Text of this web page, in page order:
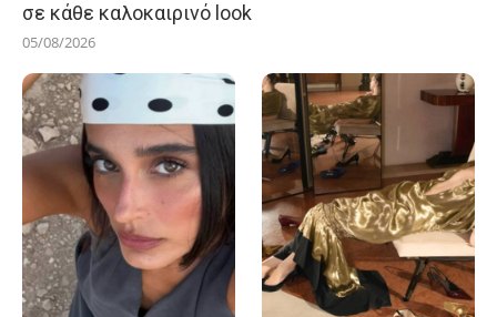
σε κάθε καλοκαιρινό look
05/08/2026